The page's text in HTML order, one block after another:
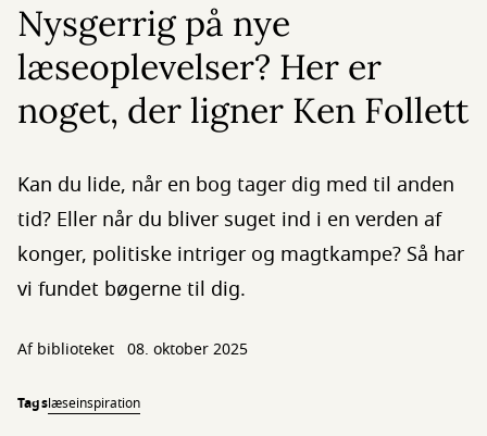
Nysgerrig på nye
læseoplevelser? Her er
noget, der ligner Ken Follett
Kan du lide, når en bog tager dig med til anden
tid? Eller når du bliver suget ind i en verden af
konger, politiske intriger og magtkampe? Så har
vi fundet bøgerne til dig.
Af biblioteket 08. oktober 2025
Tagslæseinspiration